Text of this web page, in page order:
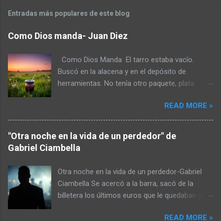
Entradas más populares de este blog
Como Dios manda- Juan Diez
Como Dios Manda El tarro estaba vacío.
Buscó en la alacena y en el depósito de
herramientas. No tenía otro paquete, plata
en el gallinero había más gastos que huevos.
No iba a caminar hasta lo de don Toro para
pedir a esa hora. No fuera cosa que lo recibiera
a escopetazos pensando que era un ladrón.
escupió tres al hilo para mejorar el sabor. No
estaba conforme y pensó en endulzarlo pero
tenía poco azúcar. Pagar la deuda con la
cooperativa eléctrica le había le había comido
READ MORE »
"Otra noche en la vida de un perdedor" de
Gabriel Ciambella
Otra noche en la vida de un perdedor-Gabriel
Ciambella Se acercó a la barra, sacó de la
billetera los últimos euros que le quedaban y se
que metió así nomás en el bolsillo. Era su
READ MORE »